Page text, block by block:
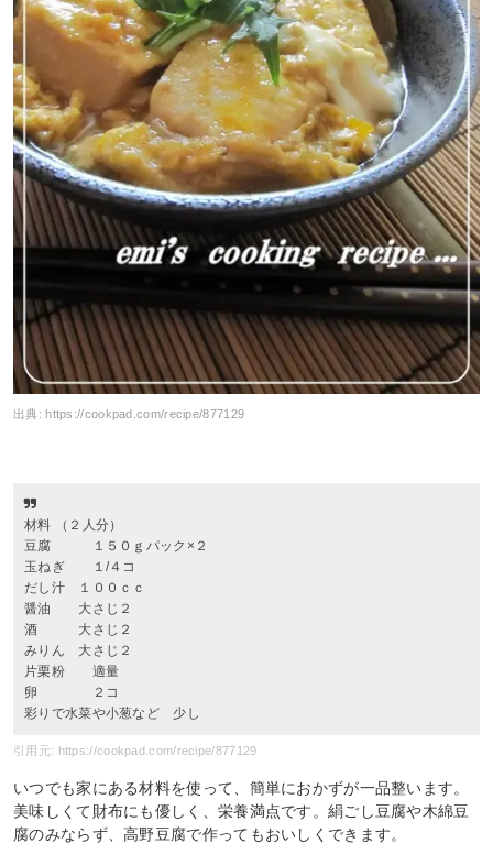
出典:https://cookpad.com/recipe/877129
材料 （２人分）
豆腐 １５０ｇパック×２
玉ねぎ １/４コ
だし汁 １００ｃｃ
醤油 大さじ２
酒 大さじ２
みりん 大さじ２
片栗粉 適量
卵 ２コ
彩りで水菜や小葱など 少し
引用元: https://cookpad.com/recipe/877129
いつでも家にある材料を使って、簡単におかずが一品整います。
美味しくて財布にも優しく、栄養満点です。絹ごし豆腐や木綿豆
腐のみならず、高野豆腐で作ってもおいしくできます。